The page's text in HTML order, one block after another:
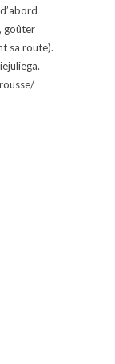
goûter
sa route).